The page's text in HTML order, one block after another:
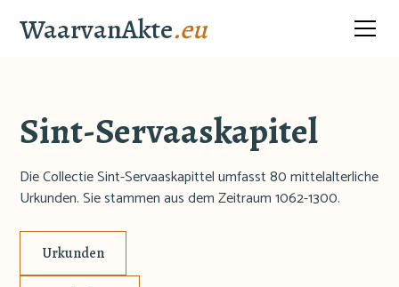
WaarvanAkte.eu
Sint-Servaaskapitel
Die Collectie Sint-Servaaskapittel umfasst 80 mittelalterliche
Urkunden. Sie stammen aus dem Zeitraum 1062-1300.
Urkunden